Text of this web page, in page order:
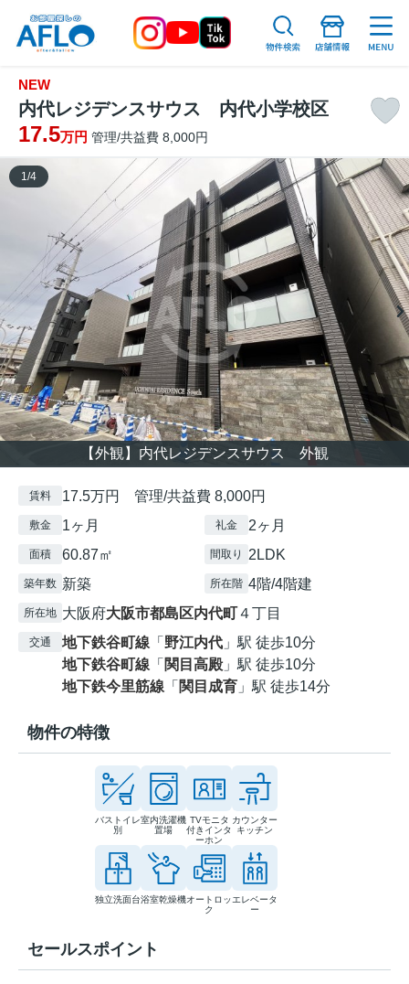
NEW
内代レジデンスサウス 内代小学校区
17.5万円 管理/共益費 8,000円
【外観】内代レジデンスサウス 外観
1 /4
賃料 17.5万円 管理/共益費 8,000円
敷金 1ヶ月 礼金 2ヶ月
面積 60.87㎡ 間取り 2LDK
築年数 新築 所在階 4階/4階建
所在地 大阪府大阪市都島区内代町４丁目
交通 地下鉄谷町線 「 野江内代 」駅 徒歩10分
地下鉄谷町線 「 関目高殿」駅 徒歩10分
地下鉄今里筋線 「 関目成育 」駅 徒歩14分
物件の特徴
バストイレ
別
室内洗濯機
置場
TVモニタ
付きインタ
ーホン
カウンター
キッチン
独立洗面台浴室乾燥機オートロッ
ク
エレベータ
ー
セールスポイント